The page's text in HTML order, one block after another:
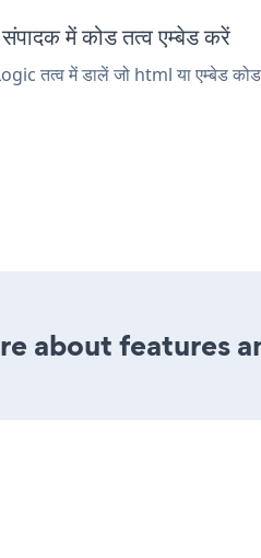
में कोड तत्व एम्बेड करें
तत्व में डालें जो html या एम्बेड
about features